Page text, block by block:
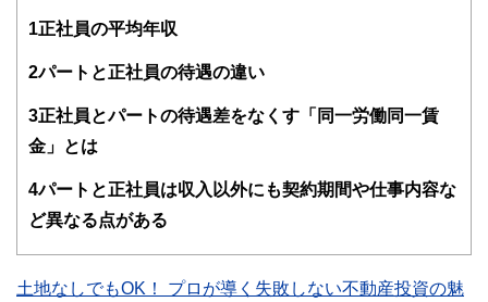
得者を中心に「お金や暮らし」に関する書籍・雑誌の編集経
験者で構成され、企画立案から記事掲載まですべての工程に
ドバイザー、DCプランナー、公認会計士、社会保険労務
士、行政書士、投資アナリスト、キャリアコンサルタントな
ど150名以上の有資格者を執筆者・監修者として迎え、むず
をわかりやすく発信している点です。
このように編集経験豊富なメンバーと金融や経済に精通した
1 正社員の平均年収
2パートと正社員の待遇の違い
3正社員とパートの待遇差をなくす「同一労働同一賃
金」とは
4パートと正社員は収入以外にも契約期間や仕事内容な
ど異なる点がある
土地なしでもOK！ プロが導く失敗しない不動産投資の魅